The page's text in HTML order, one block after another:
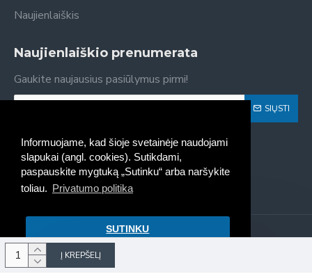
Informuojame, kad šioje svetainėje naudojami
slapukai (angl. cookies). Sutikdami,
paspauskite mygtuką „Sutinku“ arba naršykite
toliau. Privatumo politika
SUTINKU
Į KREPŠELĮ
Naujienlaiškis
Naujienlaiškio prenumerata
Gaukite naujausius pasiūlymus pirmi!
SIŲSTI
Susipažinau ir sutinku su Privatumo politika
Kaseta - spausdintuvų kasečių
pildymas, pardavimas © 2022